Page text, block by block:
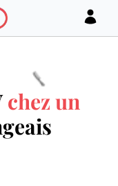
chez un